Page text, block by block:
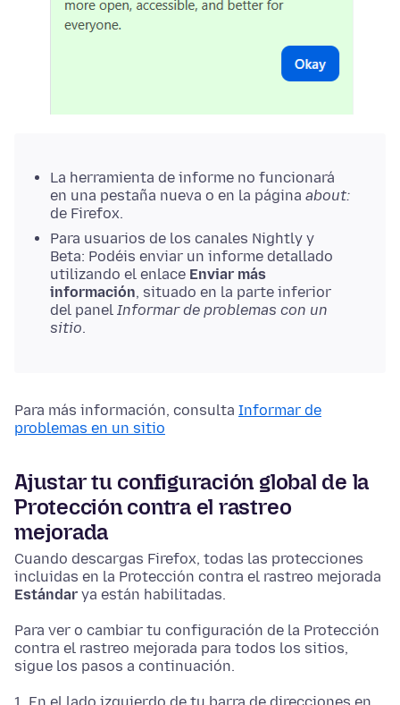
La herramienta de informe no funcionará
en una pestaña nueva o en la página about:
de Firefox.
Para usuarios de los canales Nightly y
Beta: Podéis enviar un informe detallado
utilizando el enlace Enviar más
información, situado en la parte inferior
del panel Informar de problemas con un
sitio.
Para más información, consulta Informar de
problemas en un sitio
Ajustar tu configuración global de la
Protección contra el rastreo
mejorada
Cuando descargas Firefox, todas las protecciones
incluidas en la Protección contra el rastreo mejorada
Estándar ya están habilitadas.
Para ver o cambiar tu configuración de la Protección
contra el rastreo mejorada para todos los sitios,
sigue los pasos a continuación.